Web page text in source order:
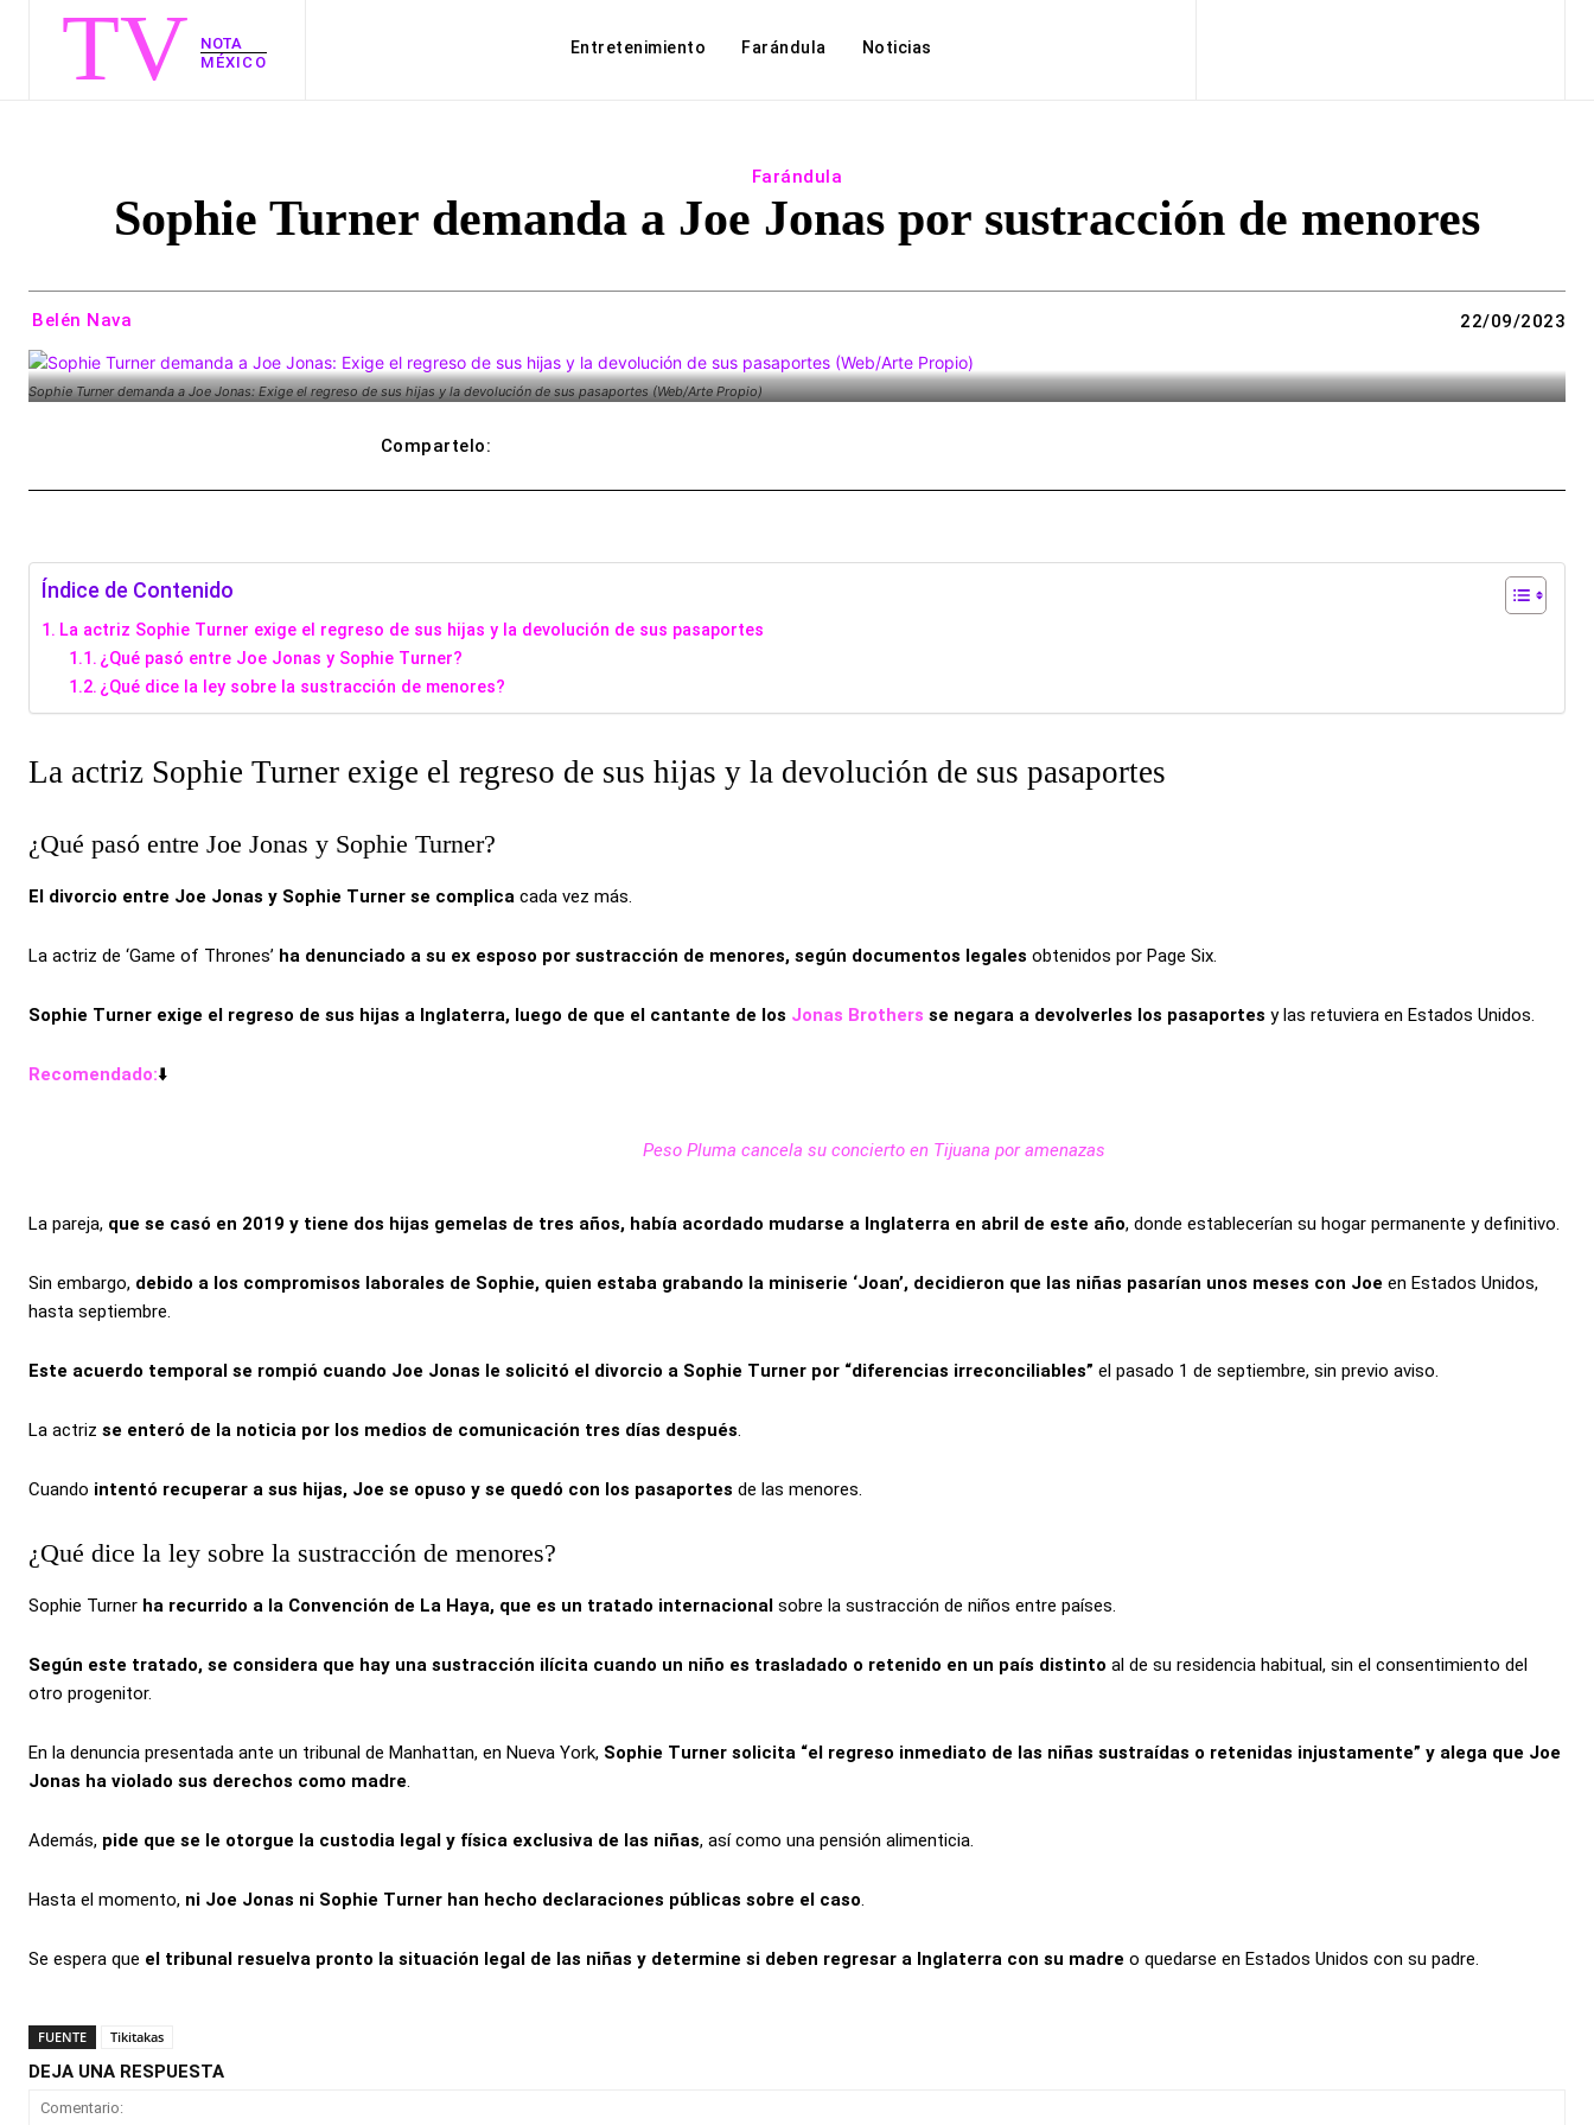
TV
NOTA
MÉXICO
Entretenimiento Farándula Noticias
Farándula
Sophie Turner demanda a Joe Jonas por sustracción de menores
Belén Nava 22/09/2023
Sophie Turner demanda a Joe Jonas: Exige el regreso de sus hijas y la devolución de sus pasaportes (Web/Arte Propio)
Compartelo:
Índice de Contenido
La actriz Sophie Turner exige el regreso de sus hijas y la devolución de sus pasaportes
¿Qué pasó entre Joe Jonas y Sophie Turner?
¿Qué dice la ley sobre la sustracción de menores?
La actriz Sophie Turner exige el regreso de sus hijas y la devolución de sus pasaportes
¿Qué pasó entre Joe Jonas y Sophie Turner?
El divorcio entre Joe Jonas y Sophie Turner se complica cada vez más.
La actriz de ‘Game of Thrones’ ha denunciado a su ex esposo por sustracción de menores, según documentos legales obtenidos por Page Six.
Sophie Turner exige el regreso de sus hijas a Inglaterra, luego de que el cantante de los Jonas Brothers se negara a devolverles los pasaportes y las retuviera en Estados Unidos.
Recomendado:⬇️
Peso Pluma cancela su concierto en Tijuana por amenazas
La pareja, que se casó en 2019 y tiene dos hijas gemelas de tres años, había acordado mudarse a Inglaterra en abril de este año, donde establecerían su hogar permanente y definitivo.
Sin embargo, debido a los compromisos laborales de Sophie, quien estaba grabando la miniserie ‘Joan’, decidieron que las niñas pasarían unos meses con Joe en Estados Unidos,
hasta septiembre.
Este acuerdo temporal se rompió cuando Joe Jonas le solicitó el divorcio a Sophie Turner por “diferencias irreconciliables” el pasado 1 de septiembre, sin previo aviso.
La actriz se enteró de la noticia por los medios de comunicación tres días después.
Cuando intentó recuperar a sus hijas, Joe se opuso y se quedó con los pasaportes de las menores.
¿Qué dice la ley sobre la sustracción de menores?
Sophie Turner ha recurrido a la Convención de La Haya, que es un tratado internacional sobre la sustracción de niños entre países.
Según este tratado, se considera que hay una sustracción ilícita cuando un niño es trasladado o retenido en un país distinto al de su residencia habitual, sin el consentimiento del
otro progenitor.
En la denuncia presentada ante un tribunal de Manhattan, en Nueva York, Sophie Turner solicita “el regreso inmediato de las niñas sustraídas o retenidas injustamente” y alega que Joe
Jonas ha violado sus derechos como madre.
Además, pide que se le otorgue la custodia legal y física exclusiva de las niñas, así como una pensión alimenticia.
Hasta el momento, ni Joe Jonas ni Sophie Turner han hecho declaraciones públicas sobre el caso.
Se espera que el tribunal resuelva pronto la situación legal de las niñas y determine si deben regresar a Inglaterra con su madre o quedarse en Estados Unidos con su padre.
FUENTE Tikitakas
DEJA UNA RESPUESTA